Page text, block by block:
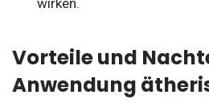
Vorteile und
Anwendung